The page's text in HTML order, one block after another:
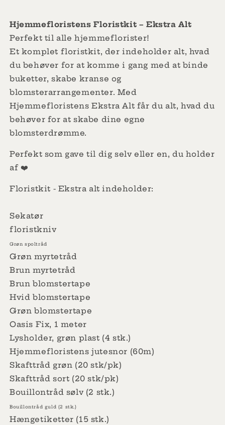
Hjemmefloristens Floristkit – Ekstra Alt
Perfekt til alle hjemmeflorister!
Et komplet floristkit, der indeholder alt, hvad
du behøver for at komme i gang med at binde
buketter, skabe kranse og
blomsterarrangementer. Med
Hjemmefloristens Ekstra Alt får du alt, hvad du
behøver for at skabe dine egne
blomsterdrømme.
Perfekt som gave til dig selv eller en, du holder
af ❤️
Floristkit - Ekstra alt indeholder:
Sekatør
floristkniv
Grøn spoltråd
Grøn myrtetråd
Brun myrtetråd
Brun blomstertape
Hvid blomstertape
Grøn blomstertape
Oasis Fix, 1 meter
Lysholder, grøn plast (4 stk.)
Hjemmefloristens jutesnor (60m)
Skafttråd grøn (20 stk/pk)
Skafttråd sort (20 stk/pk)
Bouillontråd sølv (2 stk.)
Bouillontråd guld (2 stk.)
Hængetiketter (15 stk.)